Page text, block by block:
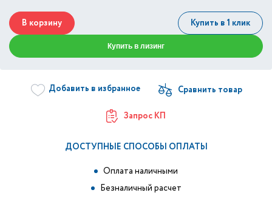
В корзину Купить в 1 клик
Купить в лизинг
Добавить в избранное
Запрос КП
ДОСТУПНЫЕ СПОСОБЫ ОПЛАТЫ
Оплата наличными
Безналичный расчет